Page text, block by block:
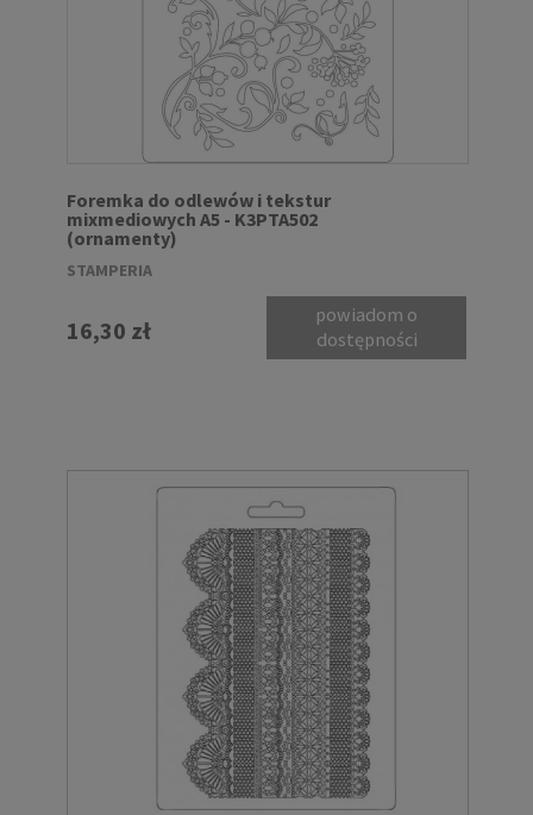
Foremka do odlewów i tekstur
mixmediowych A5 - K3PTA502
(ornamenty)
STAMPERIA
16,30 zł
powiadom o
dostępności